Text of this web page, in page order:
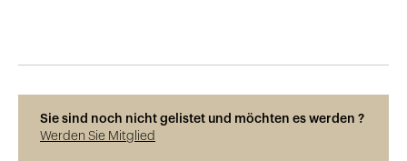
Sie sind noch nicht gelistet und möchten es werden ?
Werden Sie Mitglied